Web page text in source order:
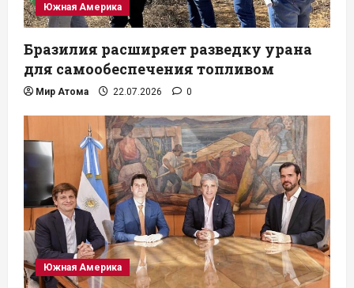
Южная Америка
Бразилия расширяет разведку урана
для самообеспечения топливом
Мир Атома 22.07.2026 0
Южная Америка